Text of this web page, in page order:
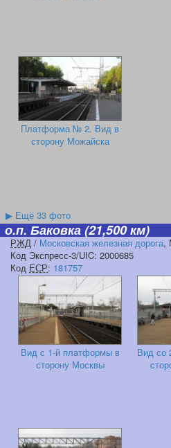
Платформа № 2. Вид в
сторону Можайска
▶ Ещё 33 фото
о.п. Баковка(21,500 км)
РЖД / Московская железная дорога,
Код Экспресс-3/UIC: 2000685
Код ЕСР: 181757
Вид с 1-й платформы в
сторону Москвы
Вид со